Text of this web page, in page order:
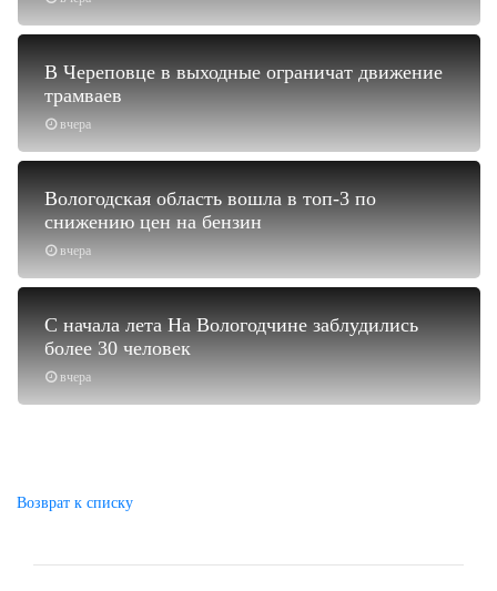
вчера
В Череповце в выходные ограничат движение
трамваев
вчера
Вологодская область вошла в топ-3 по
снижению цен на бензин
вчера
С начала лета На Вологодчине заблудились
более 30 человек
Возврат к списку